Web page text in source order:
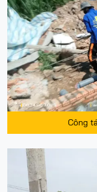
Công